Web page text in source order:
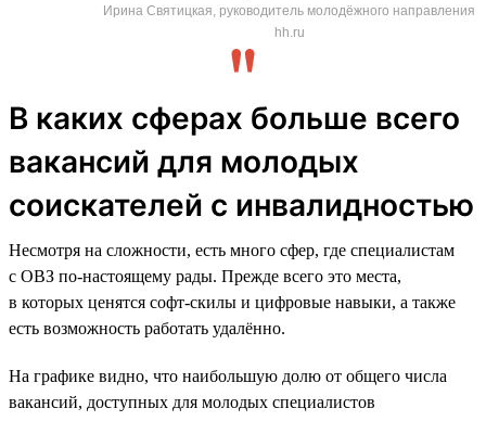
Ирина Святицкая, руководитель молодёжного направления
hh.ru
В каких сферах больше всего
вакансий для молодых
соискателей с инвалидностью
Несмотря на сложности, есть много сфер, где специалистам
с ОВЗ по-настоящему рады. Прежде всего это места,
в которых ценятся софт-скилы и цифровые навыки, а также
есть возможность работать удалённо.
На графике видно, что наибольшую долю от общего числа
вакансий, доступных для молодых специалистов